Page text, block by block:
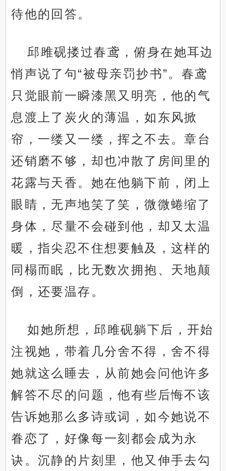
待他的回答。
邱雎砚搂过春鸢，俯身在她耳边
悄声说了句“被母亲罚抄书”。春鸢
只觉眼前一瞬漆黑又明亮，他的气
息渡上了炭火的薄温，如东风掀
帘，一缕又一缕，挥之不去。章台
还销磨不够，却也冲散了房间里的
花露与天香。她在他躺下前，闭上
眼睛，无声地笑了笑，微微蜷缩了
身体，尽量不会碰到他，却又太温
暖，指尖忍不住想要触及，这样的
同榻而眠，比无数次拥抱、天地颠
倒，还要温存。
如她所想，邱雎砚躺下后，开始
注视她，带着几分舍不得，舍不得
她就这么睡去，从前她会问他许多
解答不尽的问题，他有些后悔不该
告诉她那么多诗或词，如今她说不
眷恋了，好像每一刻都会成为永
诀。沉静的片刻里，他又伸手去勾